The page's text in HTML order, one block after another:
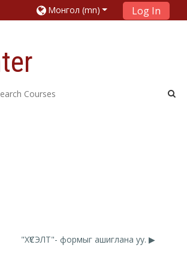
Монгол ‎(mn)‎ Log In
"ХҮСЭЛТ"- формыг ашиглана уу. ▶︎